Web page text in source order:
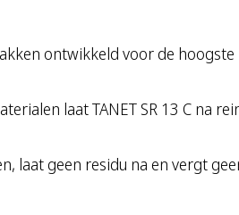
ontwikkeld voor de
laat TANET SR 13 C na
laat geen residu na en vergt